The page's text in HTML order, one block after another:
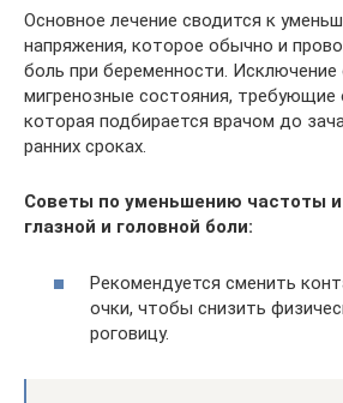
Основное лечение сводится к
напряжения, которое обычно и
боль при беременности.
мигренозные состояния, требующие
которая подбирается врачом до
ранних сроках.
Советы по уменьшению частоты и
глазной и головной боли:
Рекомендуется сменить
очки, чтобы снизить
роговицу.